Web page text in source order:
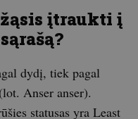
įtraukti į
dydį, tiek pagal
Anser anser).
statusas yra Least